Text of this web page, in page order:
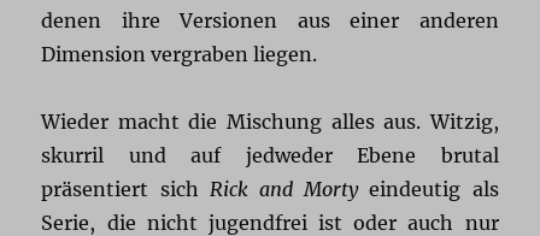
denen ihre Versionen aus einer anderen
Dimension vergraben liegen.
Wieder macht die Mischung alles aus. Witzig,
skurril und auf jedweder Ebene brutal
präsentiert sich Rick and Mortyeindeutig als
Serie, die nicht jugendfrei ist oder auch nur